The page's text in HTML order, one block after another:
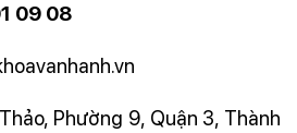
09 08
Phường 9, Quận 3, Thành